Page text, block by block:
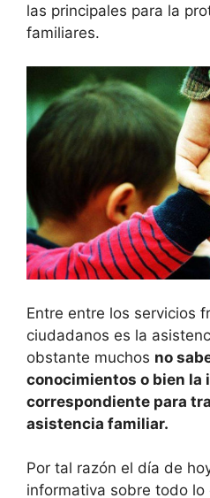
las principales para la
familiares.
Entre entre los servicios
ciudadanos es la
obstante muchos no
conocimientos o bien la
correspondiente para
asistencia familiar.
Por tal razón el día de
informativa sobre todo lo